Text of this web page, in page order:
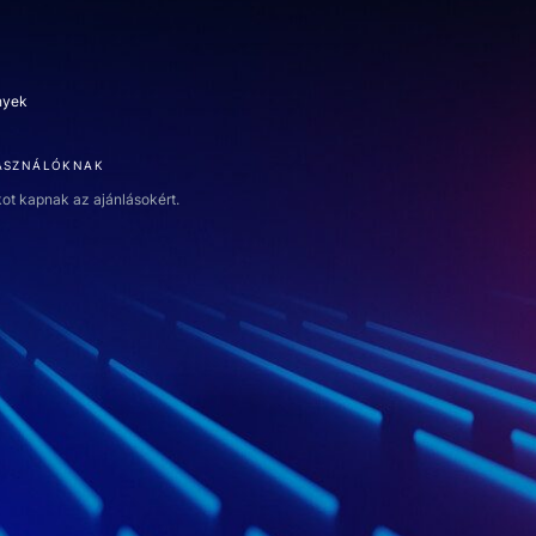
kapnak az ajánlásokért.